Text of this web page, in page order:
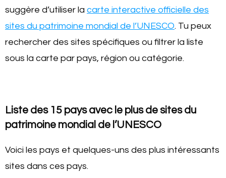
suggère d’utiliser la carte interactive officielle des
sites du patrimoine mondial de l’UNESCO. Tu peux
rechercher des sites spécifiques ou filtrer la liste
sous la carte par pays, région ou catégorie.
Liste des 15 pays avec le plus de sites du
patrimoine mondial de l’UNESCO
Voici les pays et quelques-uns des plus intéressants
sites dans ces pays.